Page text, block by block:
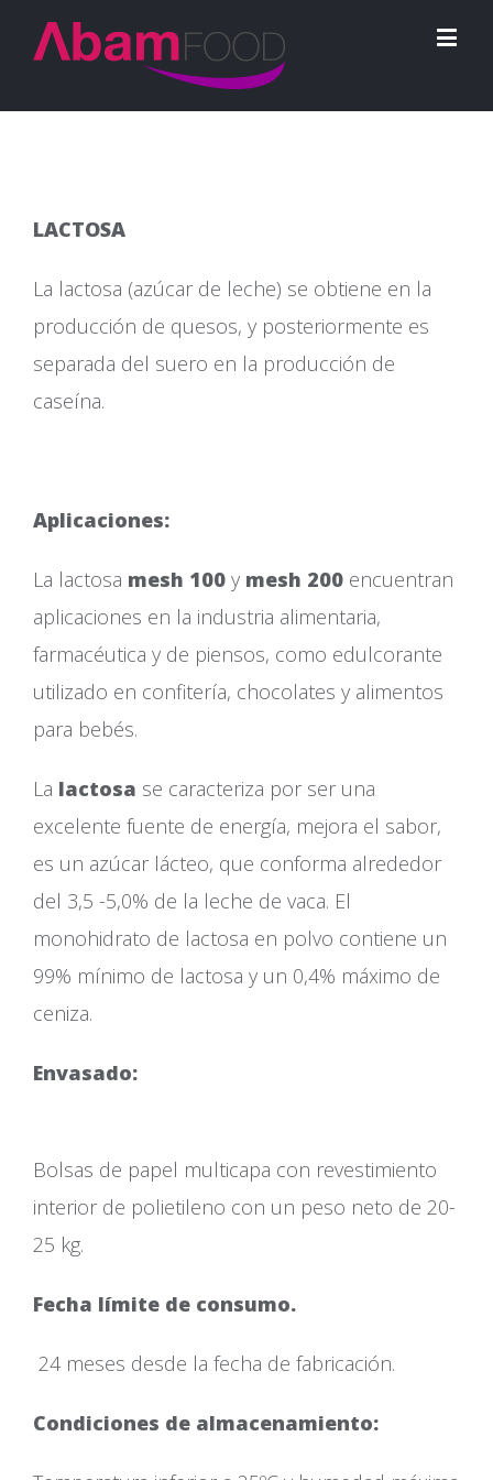
LACTOSA
La lactosa (azúcar de leche) se obtiene en la
producción de quesos, y posteriormente es
separada del suero en la producción de
caseína.
Aplicaciones:
La lactosa mesh 100 y mesh 200 encuentran
aplicaciones en la industria alimentaria,
farmacéutica y de piensos, como edulcorante
utilizado en confitería, chocolates y alimentos
para bebés.
La lactosa se caracteriza por ser una
excelente fuente de energía, mejora el sabor,
es un azúcar lácteo, que conforma alrededor
del 3,5 -5,0% de la leche de vaca. El
monohidrato de lactosa en polvo contiene un
99% mínimo de lactosa y un 0,4% máximo de
ceniza.
Bolsas de papel multicapa con revestimiento
interior de polietileno con un peso neto de 20-
25 kg.
Fecha límite de consumo.
24 meses desde la fecha de fabricación.
Condiciones de almacenamiento: